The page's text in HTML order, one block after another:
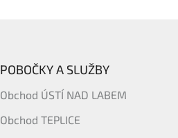
POBOČKY A SLUŽBY
Obchod ÚSTÍ NAD LABEM
Obchod TEPLICE